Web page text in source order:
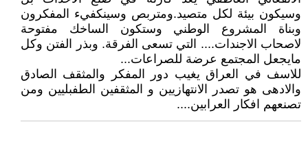
وسيكون بيئة لكل متصيد.ومتربص وسينكفيء المفكرون
وبناة المشروع الوطني وستكون الساخك مفتوحة
لاصحاب الاجندات.... التي تسعى الفرقة. وبذر الفتن وكل
مايجعل المجتمع عرضة للصراعات...
للاسف في العراق يغيب دور المفكر والمثقف الصادق
والادهى هو تصدر الانتهازيين و المثقفين الطفبليين ومن
تصنعهم افكار العرابين....